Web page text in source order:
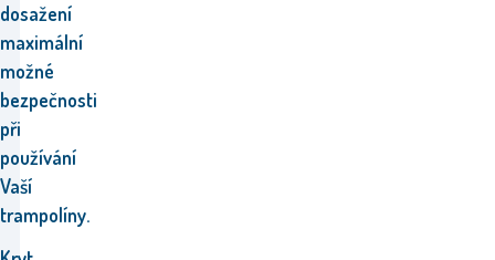
dosažení
maximální
možné
bezpečnosti
při
používání
Vaší
trampolíny.